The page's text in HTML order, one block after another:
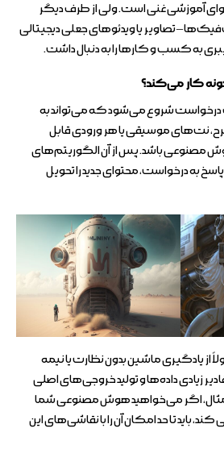
آموزشی غنی است. ولی از طرف دیگر
– تصاویر یا ویدئوهای جعلی دیجیتالی
به کسب و کارها را به دنبال داشت.
کار می‌کند؟
شروع می‌شود که می‌تواند به
نت‌های موسیقی یا هر ورودی قابل
باشد. پس از آن الگوریتم‌های
به درخواست، محتوای جدید را تحویل
یادگیری ماشین بدون نظارت یا نیمه
زیادی داده‌ها و تولید خروجی‌های اصلی
مثال، اگر می‌خواهید هوش مصنوعی شما
باید تا حد امکان آن را با نقاشی‌های این